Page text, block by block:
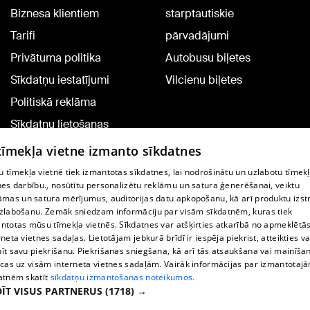
Biznesa klientiem
Tarifi
Privātuma politika
Sīkdatņu iestatījumi
Politiskā reklāma
Sīkdatņu lietošanas
noteikumi
Komentāru pievienošana
starptautiskie
pārvadājumi
Autobusu biļetes
Vilcienu biļetes
TV programma
Līguma noteikumi
360 Ziņu kontakti
Helio Media
Portāla palīdzības dienests: e-pasts -
vietne izmanto sīkdatnes
tīmekļa vietnē tiek izmantotas sīkdatnes, lai nodrošinātu un uzlabotu
darbību., nosūtītu personalizētu reklāmu un satura ģenerēšanai, veiktu
un satura mērījumus, auditorijas datu apkopošanu, kā arī produktu
Zemāk sniedzam informāciju par visām sīkdatnēm, kuras tiek
mūsu tīmekļa vietnēs. Sīkdatnes var atšķirties atkarībā no
vietnes sadaļas. Lietotājam jebkurā brīdī ir iespēja piekrist, atteikties
savu piekrišanu. Piekrišanas sniegšana, kā arī tās atsaukšana vai
uz visām interneta vietnes sadaļām. Vairāk informācijas par
skatīt sīkdatņu izmantošanas noteikumos.
VISUS PARTNERUS (1718) →